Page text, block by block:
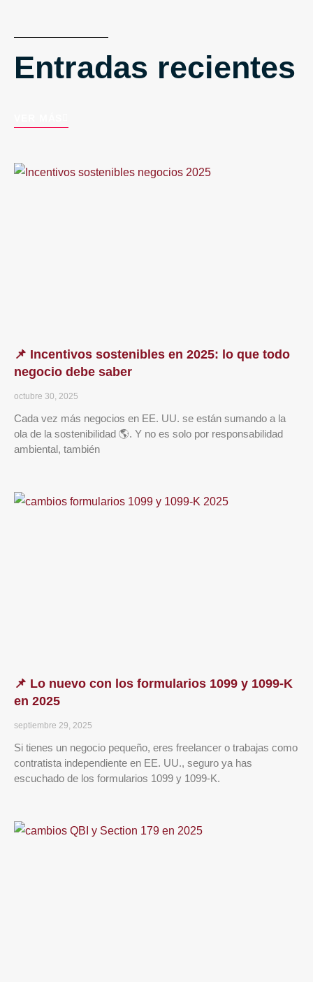
Entradas recientes
📌 Incentivos sostenibles en 2025: lo que todo
negocio debe saber
octubre 30, 2025
Cada vez más negocios en EE. UU. se están sumando a la
ola de la sostenibilidad 🌎. Y no es solo por responsabilidad
ambiental, también
📌 Lo nuevo con los formularios 1099 y 1099-K
en 2025
septiembre 29, 2025
Si tienes un negocio pequeño, eres freelancer o trabajas como
contratista independiente en EE. UU., seguro ya has
escuchado de los formularios 1099 y 1099-K.